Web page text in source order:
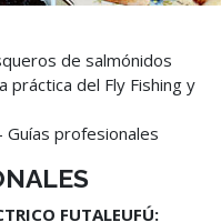
de salmónidos
práctica del Fly Fishing y
profesionales
FUTALEUFÚ: